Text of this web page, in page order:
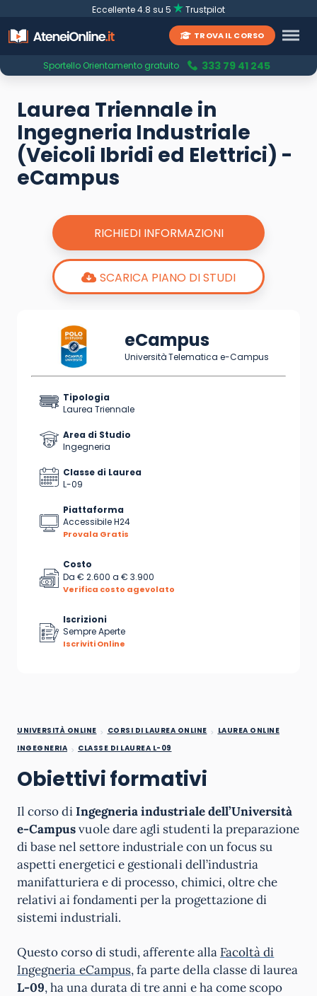
Eccellente 4.8 su 5 Trustpilot
TROVA IL CORSO
Sportello Orientamento gratuito 333 79 41 245
Laurea Triennale in
Ingegneria Industriale
(Veicoli Ibridi ed Elettrici) -
eCampus
RICHIEDI INFORMAZIONI
SCARICA PIANO DI STUDI
eCampus
Università Telematica e-Campus
Tipologia
Laurea Triennale
Area di Studio
Ingegneria
Classe di Laurea
L-09
Piattaforma
Accessibile H24
Provala Gratis
Costo
Da € 2.600 a € 3.900
Verifica costo agevolato
Iscrizioni
Sempre Aperte
Iscriviti Online
UNIVERSITÀ ONLINE CORSI DI LAUREA ONLINE
LAUREA ONLINE
INGEGNERIA
CLASSE DI LAUREA L-09
Obiettivi formativi
Il corso diIngegneria industriale dell’Università
e-Campusvuole dare agli studenti la preparazione
di base nel settore industriale con un focus su
aspetti energetici e gestionali dell’industria
manifatturiera e di processo, chimici, oltre che
relativi ai fondamenti per la progettazione di
sistemi industriali.
Questo corso di studi, afferente alla Facoltà di
Ingegneria eCampus, fa parte della classe di laurea
L-09, ha una durata di tre anni e ha come scopo